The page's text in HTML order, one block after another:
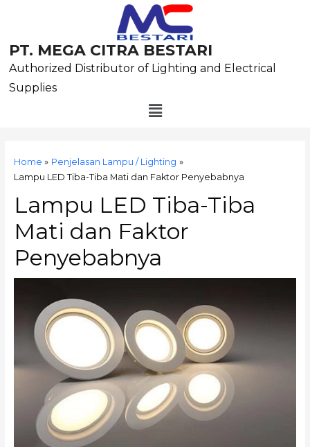
PT. MEGA CITRA BESTARI
Authorized Distributor of Lighting and Electrical
Supplies
Menu
Home
Penjelasan Lampu / Lighting
Lampu LED Tiba-Tiba Mati dan Faktor Penyebabnya
Lampu LED Tiba-Tiba
Mati dan Faktor
Penyebabnya